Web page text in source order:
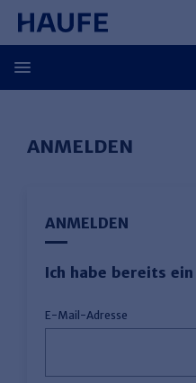
Springe direkt zum
Zum Hauptinhalt
Zur Navigation springen
Zur Suche springen
ANMELDEN
ANMELDEN
Ich habe bereits
E-Mail-Adresse